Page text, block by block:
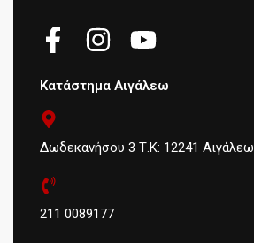
Κατάστημα Αιγάλεω
Δωδεκανήσου 3 Τ.Κ: 12241 Αιγάλεω
211 0089177